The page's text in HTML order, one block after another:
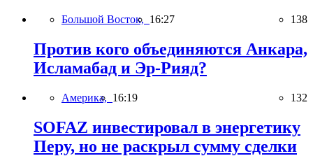
Большой Восток, 16:27 138
Против кого объединяются Анкара,
Исламабад и Эр-Рияд?
Америка, 16:19 132
SOFAZ инвестировал в энергетику
Перу, но не раскрыл сумму сделки